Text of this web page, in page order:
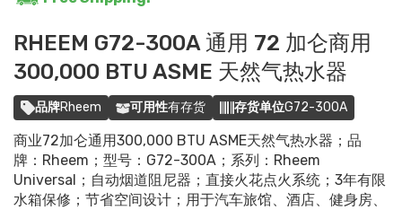
RHEEM G72-300A 通用 72 加仑商用
300,000 BTU ASME 天然气热水器
品牌Rheem 可用性有存货 存货单位G72-300A
商业72加仑通用300,000 BTU ASME天然气热水器；品
牌：Rheem；型号：G72-300A；系列：Rheem
Universal；自动烟道阻尼器；直接火花点火系统；3年有限
水箱保修；节省空间设计；用于汽车旅馆、酒店、健身房、